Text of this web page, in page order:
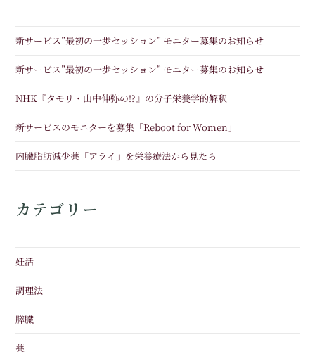
新サービス”最初の一歩セッション” モニター募集のお知らせ
新サービス”最初の一歩セッション” モニター募集のお知らせ
NHK『タモリ・山中伸弥の!?』の分子栄養学的解釈
新サービスのモニターを募集「Reboot for Women」
内臓脂肪減少薬「アライ」を栄養療法から見たら
カテゴリー
妊活
調理法
膵臓
薬